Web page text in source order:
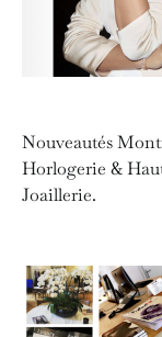
Nouveautés
Horlogerie &
Joaillerie.